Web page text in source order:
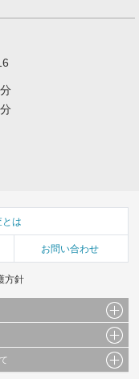
は
お問い合わせ
方針
画像データ等）及びこれらの配
次利用を行うことは固く禁じて
提出された見解・感想です。